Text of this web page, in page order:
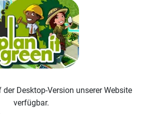
Desktop-Version unserer Website
verfügbar.